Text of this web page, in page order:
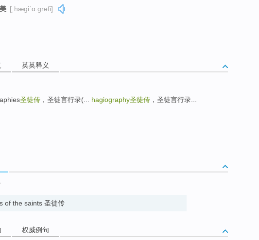
美 [ˌhæɡiˈɑːɡrəfi]
英英释义
圣徒传 ，圣徒言行录(... hagiography圣徒传 ，圣徒言行录...
of the saints 圣徒传
权威例句